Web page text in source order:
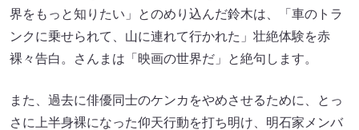
界をもっと知りたい」とのめり込んだ鈴木は、「車のトラ
ンクに乗せられて、山に連れて行かれた」壮絶体験を赤
裸々告白。さんまは「映画の世界だ」と絶句します。
また、過去に俳優同士のケンカをやめさせるために、とっ
さに上半身裸になった仰天行動を打ち明け、明石家メンバ